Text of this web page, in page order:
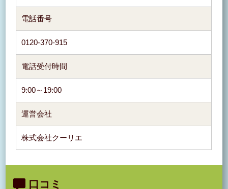
電話番号
0120-370-915
電話受付時間
9:00～19:00
運営会社
株式会社クーリエ
口コミ